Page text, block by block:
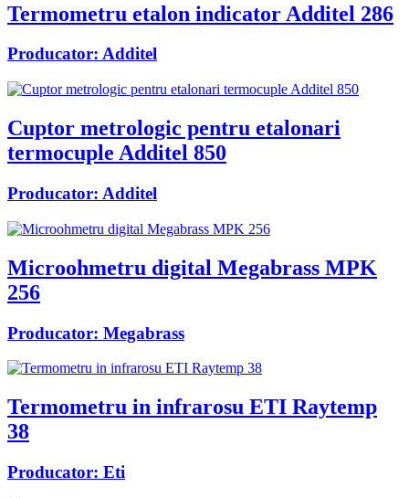
Termometru etalon indicator Additel 286
Producator: Additel
Cuptor metrologic pentru etalonari
termocuple Additel 850
Producator: Additel
Microohmetru digital Megabrass MPK
256
Producator: Megabrass
Termometru in infrarosu ETI Raytemp
38
Producator: Eti